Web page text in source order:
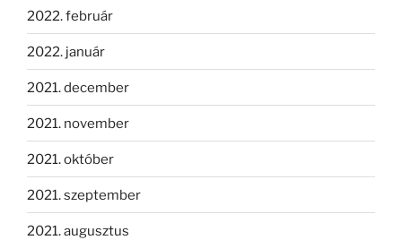
2022. február
2022. január
2021. december
2021. november
2021. október
2021. szeptember
2021. augusztus